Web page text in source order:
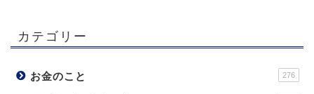
カテゴリー
お金のこと 276